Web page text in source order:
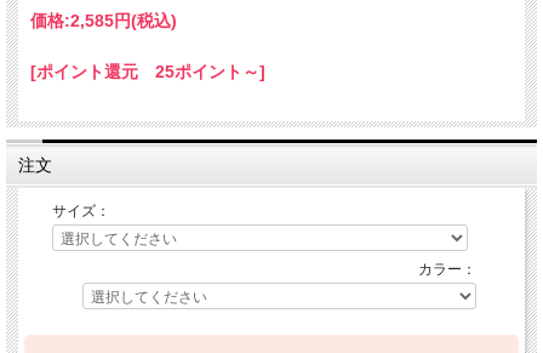
価格:2,585円(税込)
[ポイント還元 25ポイント～]
注文
サイズ：
カラー：